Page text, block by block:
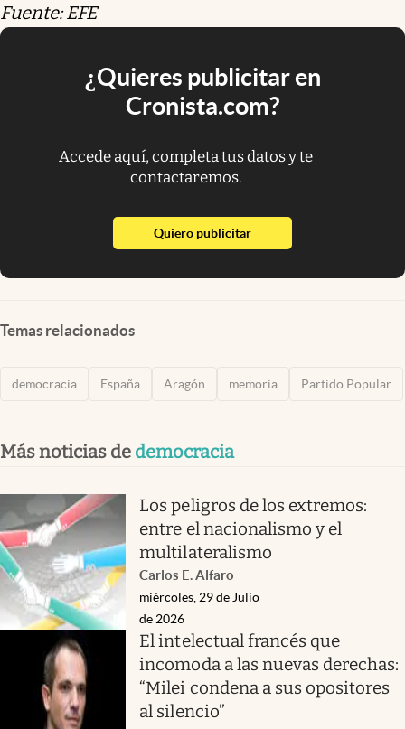
Fuente: EFE
¿Quieres publicitar en
Cronista.com?
Accede aquí, completa tus datos y te
contactaremos.
Quiero publicitarabre en nueva pestaña
Temas relacionados
democracia España Aragón memoria Partido Popular
Más noticias de democracia
Los peligros de los extremos:
entre el nacionalismo y el
multilateralismo
Carlos E. Alfaro
miércoles, 29 de Julio
de 2026
El intelectual francés que
incomoda a las nuevas derechas:
“Milei condena a sus opositores
al silencio”